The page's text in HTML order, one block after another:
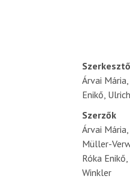
Árvai
Enikő,
Szerzők
Árvai
Müller-
Róka
Winkler